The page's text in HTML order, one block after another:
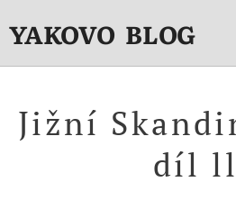
YAKOVO BLOG
Jižní
díl